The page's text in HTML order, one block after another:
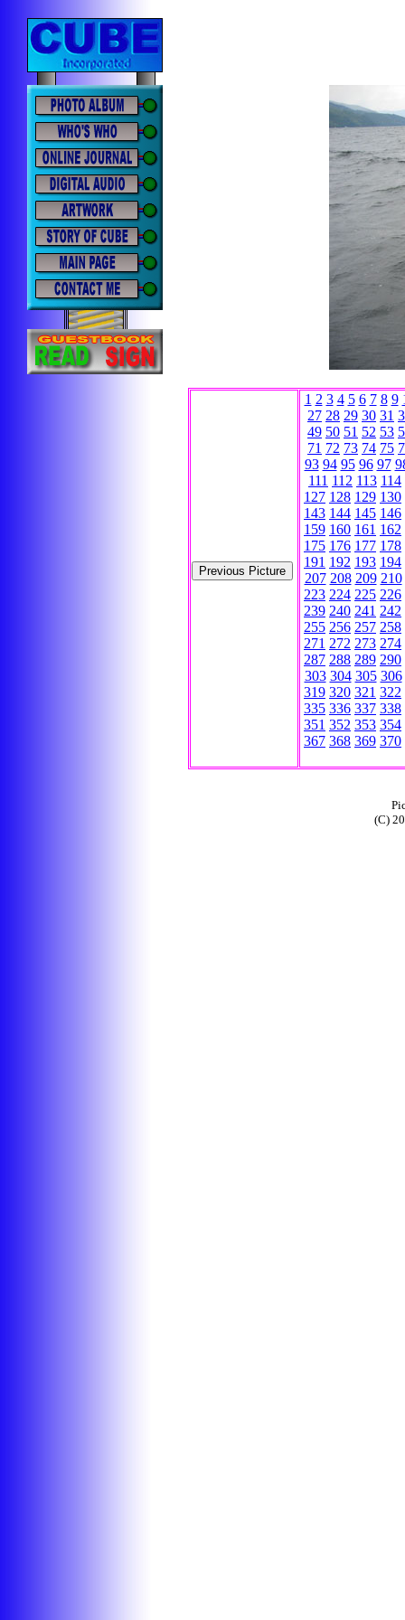
1 2 3 4 5 6 7 8 9
27 28 29 30 31
49 50 51 52 53
71 72 73 74 75
93 94 95 96 97
111 112 113 114
127 128 129 130
143 144 145 146
159 160 161 162
175 176 177 178
191 192 193 194
207 208 209 210
223 224 225 226
239 240 241 242
255 256 257 258
271 272 273 274
287 288 289 290
303 304 305 306
319 320 321 322
335 336 337 338
351 352 353 354
367 368 369 370
(C)